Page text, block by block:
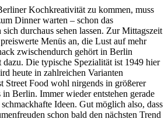
Kochkreativität zu kommen, muss
Dinner warten – schon das
durchaus sehen lassen. Zur Mittagszeit
Menüs an, die Lust auf mehr
zwischendurch gehört in Berlin
Die typische Spezialität ist 1949 hier
heute in zahlreichen Varianten
Street Food wohl nirgends in größerer
Berlin. Immer wieder entstehen gerade
Ideen. Gut möglich also, dass
schon bald den nächsten Trend